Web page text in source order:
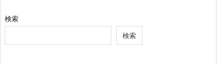
検索
検索